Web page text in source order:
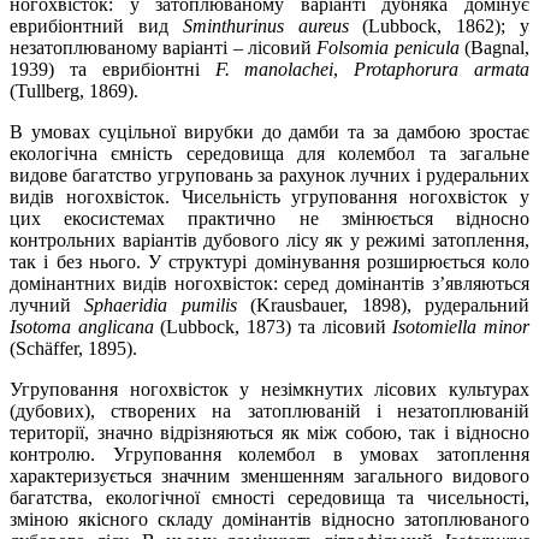
ногохвісток: у затоплюваному варіанті дубняка домінує
еврибіонтний вид Sminthurinus aureus(Lubbock, 1862); у
незатоплюваному варіанті – лісовий Folsomia penicula(Bagnal,
1939) та еврибіонтні F. manolachei, Protaphorura armata
(Tullberg, 1869).
В умовах суцільної вирубки до дамби та за дамбою зростає
екологічна ємність середовища для колембол та загальне
видове багатство угруповань за рахунок лучних і рудеральних
видів ногохвісток. Чисельність угруповання ногохвісток у
цих екосистемах практично не змінюється відносно
контрольних варіантів дубового лісу як у режимі затоплення,
так і без нього. У структурі домінування розширюється коло
домінантних видів ногохвісток: серед домінантів з’являються
лучнийSphaeridia pumilis(Krausbauer, 1898), рудеральний
Isotoma anglicana(Lubbock, 1873) та лісовий Isotomiella minor
(Schäffer, 1895).
Угруповання ногохвісток у незімкнутих лісових культурах
(дубових), створених на затоплюваній і незатоплюваній
території, значно відрізняються як між собою, так і відносно
контролю. Угруповання колембол в умовах затоплення
характеризується значним зменшенням загального видового
багатства, екологічної ємності середовища та чисельності,
зміною якісного складу домінантів відносно затоплюваного